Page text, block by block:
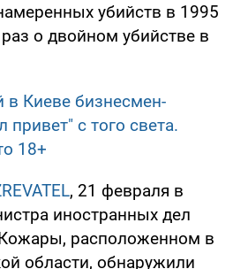
убийств в 1995
о двойном убийстве в
в Киеве бизнесмен-
привет" с того света.
18+
, 21 февраля в
иностранных дел
расположенном в
области, обнаружили